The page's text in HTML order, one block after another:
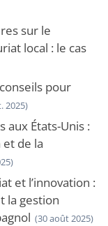
sur le
local : le cas
pour
2025)
aux États-Unis :
de la
et l’innovation :
la gestion
(30 août 2025)